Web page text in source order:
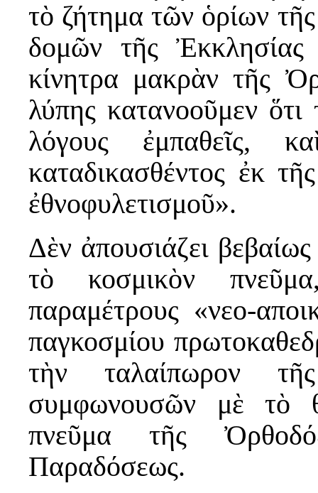
τὸ ζήτημα τῶν ὁρίων
δομῶν τῆς
κίνητρα μακρὰν τῆς
λύπης κατανοοῦμεν
λόγους ἐμπαθεῖς,
καταδικασθέντος ἐκ
ἐθνοφυλετισμοῦ».
Δὲν ἀπουσιάζει
τὸ κοσμικὸν
παραμέτρους «νεο-
παγκοσμίου
τὴν ταλαίπωρον
συμφωνουσῶν μὲ τὸ
πνεῦμα τῆς
Παραδόσεως.